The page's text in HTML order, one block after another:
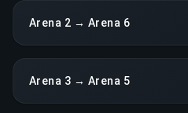
Arena 2 → Arena 6
Arena 3 → Arena 5